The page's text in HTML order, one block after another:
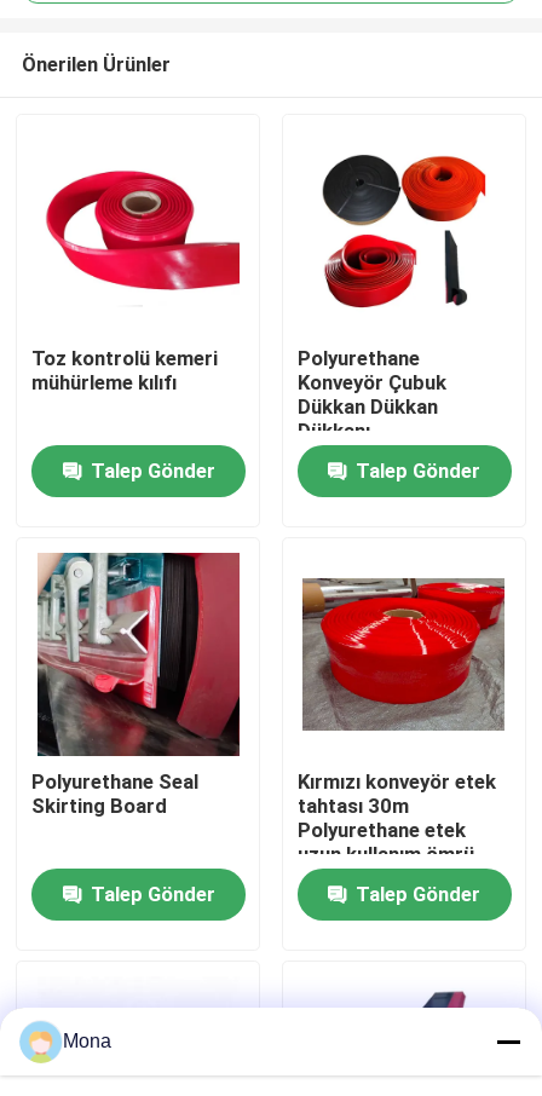
Ana sayfa
Ürünler
VİDEOLAR
Hakkımızda
Fabrika turu
Kalite kontrol
Seramik aşınma astarı
Alümina Seramik Astar
Önerilen Ürünler
Toz kontrolü kemeri
mühürleme kılıfı
Talep Gönder
Polyurethane
Konveyör Çubuk
Dükkan Dükkan
Dükkanı
Talep Gönder
Polyurethane Seal
Skirting Board
Talep Gönder
Kırmızı konveyör etek
tahtası 30m
Polyurethane etek
uzun kullanım ömrü
Talep Gönder
Mona